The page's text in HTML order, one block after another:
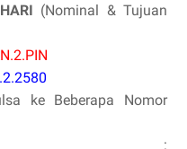
(Nominal & Tujuan
ke Beberapa Nomor
: